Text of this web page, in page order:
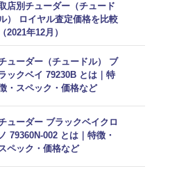
店別チューダー（チュード
） ロイヤル査定価格を比較
（2021年12月）
ューダー（チュードル） ブ
ックベイ 79230B とは｜特
・スペック・価格など
ューダー ブラックベイクロ
ノ 79360N-002 とは｜特徴・
ペック・価格など